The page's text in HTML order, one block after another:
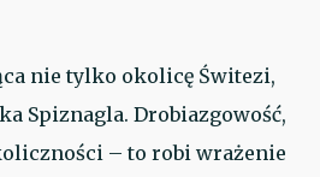
nie tylko okolicę Świtezi,
Spiznagla. Drobiazgowość,
– to robi wrażenie